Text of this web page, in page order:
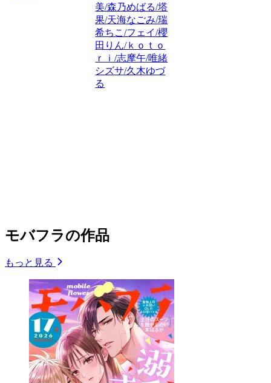
美/森乃めばる/塔
果/天海なごみ/瑞
希ちこ/フェイ/櫻
田りん/ｋｏｔｏ
ｒｉ/志摩午/唯緒
シズサ/久木ゆづ
る
モバフラの作品
もっと見る